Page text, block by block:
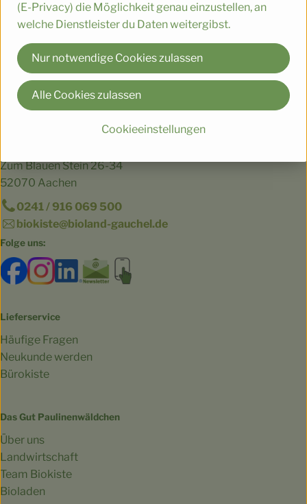
, Preis:
8,90 € / kg
Mirabelle
, Herkunft:
Deutschland
, Herkunft:
Aachen
Du hast eine Frage? Wir helfen gerne:
Zum Blauen Stein 26-34
52070 Aachen
0241 / 916 069 500
biokiste@bioland-gauchel.de
Folge uns:
Externer Link zu https://www.facebook.com/
Externer Link zu https://www.instagram.com/
Externer Link zu https://
Externer Link zu https://
Lieferservice
Häufige Fragen
Neukunde werden
Bürokiste
Das Gut Paulinenwäldchen
Über uns
Landwirtschaft
Team Biokiste
Bioladen
(E-Privacy) die Möglichkeit genau einzustellen, an
welche Dienstleister du Daten weitergibst.
Cookieeinstellungen
Nur notwendige Cookies zulassen
Alle Cookies zulassen